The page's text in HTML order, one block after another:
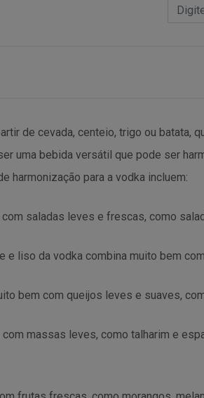
de cevada, centeio, trigo ou batata,
uma bebida versátil que pode ser
harmonização para a vodka incluem:
saladas leves e frescas, como
liso da vodka combina muito bem
bem com queijos leves e suaves,
massas leves, como talharim e